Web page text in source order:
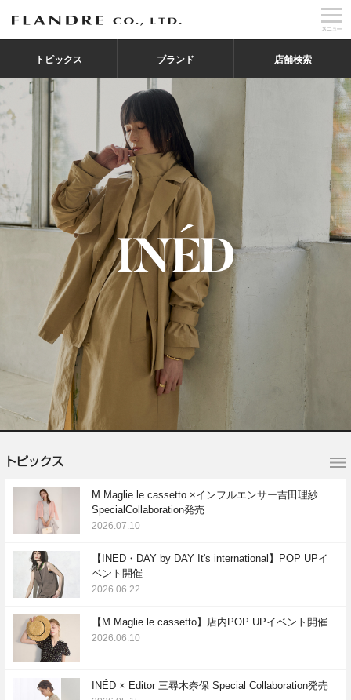
トピックス ブランド 店舗検索
M Maglie le cassetto ×インフルエンサー吉田理紗
SpecialCollaboration発売
2026.07.10
【INED・DAY by DAY It's international】POP UPイ
ベント開催
2026.06.22
【M Maglie le cassetto】店内POP UPイベント開催
2026.06.10
INÉD × Editor 三尋木奈保 Special Collaboration発売